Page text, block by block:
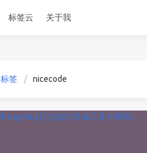
标签云 关于我
标签 nicecode